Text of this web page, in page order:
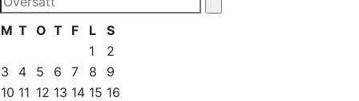
M T O T F L
S
1
2
3
4 5 6 7 8
9
10 11 12 13 14 15 16